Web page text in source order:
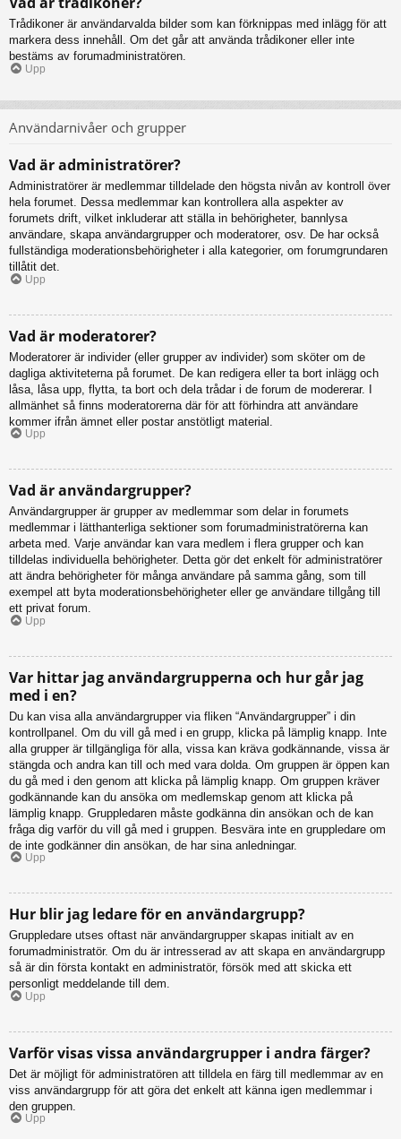
Trådikoner är användarvalda bilder som kan förknippas med inlägg för att
markera dess innehåll. Om det går att använda trådikoner eller inte
bestäms av forumadministratören.
Upp
Användarnivåer och grupper
Vad är administratörer?
Administratörer är medlemmar tilldelade den högsta nivån av kontroll över
hela forumet. Dessa medlemmar kan kontrollera alla aspekter av
forumets drift, vilket inkluderar att ställa in behörigheter, bannlysa
användare, skapa användargrupper och moderatorer, osv. De har också
fullständiga moderationsbehörigheter i alla kategorier, om forumgrundaren
tillåtit det.
Upp
Vad är moderatorer?
Moderatorer är individer (eller grupper av individer) som sköter om de
dagliga aktiviteterna på forumet. De kan redigera eller ta bort inlägg och
låsa, låsa upp, flytta, ta bort och dela trådar i de forum de modererar. I
allmänhet så finns moderatorerna där för att förhindra att användare
kommer ifrån ämnet eller postar anstötligt material.
Upp
Vad är användargrupper?
Användargrupper är grupper av medlemmar som delar in forumets
medlemmar i lätthanterliga sektioner som forumadministratörerna kan
arbeta med. Varje användar kan vara medlem i flera grupper och kan
tilldelas individuella behörigheter. Detta gör det enkelt för administratörer
att ändra behörigheter för många användare på samma gång, som till
exempel att byta moderationsbehörigheter eller ge användare tillgång till
ett privat forum.
Upp
Var hittar jag användargrupperna och hur går jag
med i en?
Du kan visa alla användargrupper via fliken “Användargrupper” i din
kontrollpanel. Om du vill gå med i en grupp, klicka på lämplig knapp. Inte
alla grupper är tillgängliga för alla, vissa kan kräva godkännande, vissa är
stängda och andra kan till och med vara dolda. Om gruppen är öppen kan
du gå med i den genom att klicka på lämplig knapp. Om gruppen kräver
godkännande kan du ansöka om medlemskap genom att klicka på
lämplig knapp. Gruppledaren måste godkänna din ansökan och de kan
fråga dig varför du vill gå med i gruppen. Besvära inte en gruppledare om
de inte godkänner din ansökan, de har sina anledningar.
Upp
Hur blir jag ledare för en användargrupp?
Gruppledare utses oftast när användargrupper skapas initialt av en
forumadministratör. Om du är intresserad av att skapa en användargrupp
så är din första kontakt en administratör, försök med att skicka ett
personligt meddelande till dem.
Upp
Varför visas vissa användargrupper i andra färger?
Det är möjligt för administratören att tilldela en färg till medlemmar av en
viss användargrupp för att göra det enkelt att känna igen medlemmar i
den gruppen.
Upp